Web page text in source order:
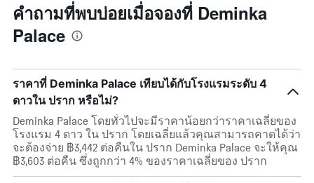
คำถามที่พบบ่อยเมื่อจองที่ Deminka
Palace
ราคาที่ Deminka Palace เทียบได้กับโรงแรมระดับ 4
ดาวใน ปราก หรือไม่?
Deminka Palace โดยทั่วไปจะมีราคาน้อยกว่าราคาเฉลี่ยของ
โรงแรม 4 ดาว ใน ปราก โดยเฉลี่ยแล้วคุณสามารถคาดได้ว่า
จะต้องจ่าย ฿3,442 ต่อคืนใน ปราก Deminka Palace จะให้คุณ
฿3,603 ต่อคืน ซึ่งถูกกว่า 4% ของราคาเฉลี่ยของ ปราก